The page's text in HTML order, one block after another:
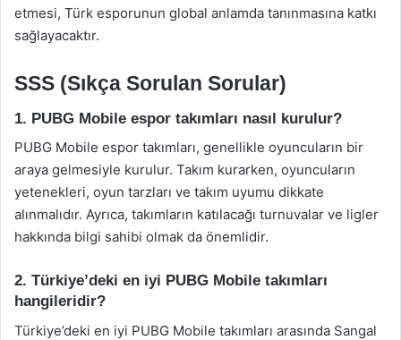
etmesi, Türk esporunun global anlamda tanınmasına katkı
sağlayacaktır.
SSS (Sıkça Sorulan Sorular)
1. PUBG Mobile espor takımları nasıl kurulur?
PUBG Mobile espor takımları, genellikle oyuncuların bir
araya gelmesiyle kurulur. Takım kurarken, oyuncuların
yetenekleri, oyun tarzları ve takım uyumu dikkate
alınmalıdır. Ayrıca, takımların katılacağı turnuvalar ve ligler
hakkında bilgi sahibi olmak da önemlidir.
2. Türkiye’deki en iyi PUBG Mobile takımları
hangileridir?
Türkiye’deki en iyi PUBG Mobile takımları arasında Sangal